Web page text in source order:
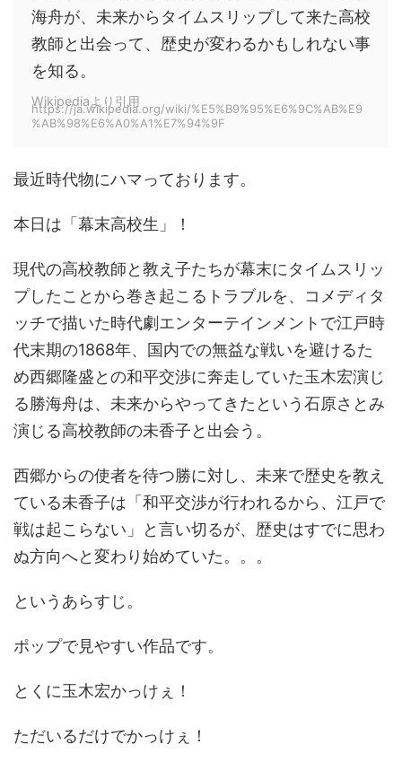
海舟が、未来からタイムスリップして来た高校
教師と出会って、歴史が変わるかもしれない事
を知る。
Wikipediaより引用
https://ja.wikipedia.org/wiki/%E5%B9%95%E6%9C%AB%E9
%AB%98%E6%A0%A1%E7%94%9F
最近時代物にハマっております。
本日は「幕末高校生」！
現代の高校教師と教え子たちが幕末にタイムスリッ
プしたことから巻き起こるトラブルを、コメディタ
ッチで描いた時代劇エンターテインメントで江戸時
代末期の1868年、国内での無益な戦いを避けるた
め西郷隆盛との和平交渉に奔走していた玉木宏演じ
る勝海舟は、未来からやってきたという石原さとみ
演じる高校教師の未香子と出会う。
西郷からの使者を待つ勝に対し、未来で歴史を教え
ている未香子は「和平交渉が行われるから、江戸で
戦は起こらない」と言い切るが、歴史はすでに思わ
ぬ方向へと変わり始めていた。。。
というあらすじ。
ポップで見やすい作品です。
とくに玉木宏かっけぇ！
ただいるだけでかっけぇ！